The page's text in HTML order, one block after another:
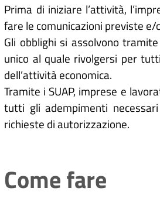
Prima di iniziare l’attività,
fare le comunicazioni previste
Gli obblighi si assolvono
unico al quale rivolgersi per
dell’attività economica.
Tramite i SUAP, imprese e
tutti gli adempimenti
richieste di autorizzazione.
Come fare